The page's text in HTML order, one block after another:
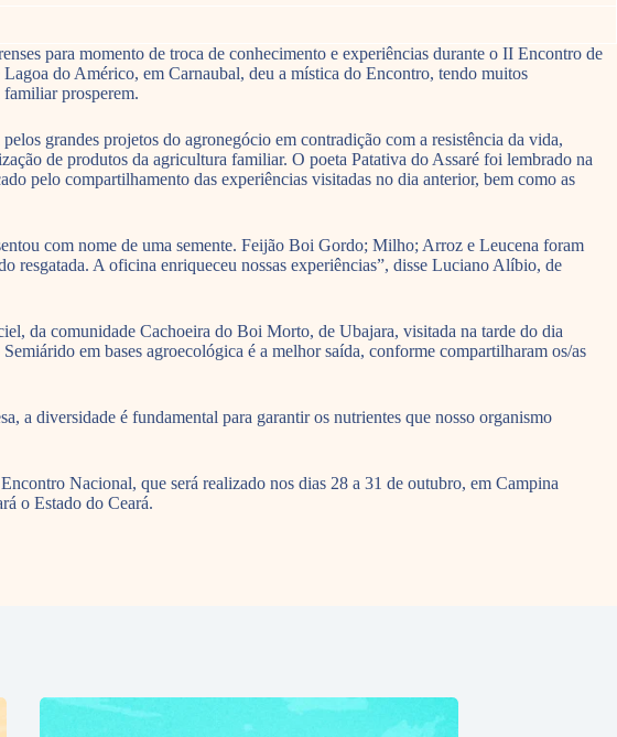
para momento de troca de conhecimento e experiências durante o II Encontro de
do Américo, em Carnaubal, deu a mística do Encontro, tendo muitos
prosperem.
grandes projetos do agronegócio em contradição com a resistência da vida,
de produtos da agricultura familiar. O poeta Patativa do Assaré foi lembrado na
pelo compartilhamento das experiências visitadas no dia anterior, bem como as
com nome de uma semente. Feijão Boi Gordo; Milho; Arroz e Leucena foram
resgatada. A oficina enriqueceu nossas experiências”, disse Luciano Alíbio, de
da comunidade Cachoeira do Boi Morto, de Ubajara, visitada na tarde do dia
em bases agroecológica é a melhor saída, conforme compartilharam os/as
a diversidade é fundamental para garantir os nutrientes que nosso organismo
Nacional, que será realizado nos dias 28 a 31 de outubro, em Campina
o Estado do Ceará.